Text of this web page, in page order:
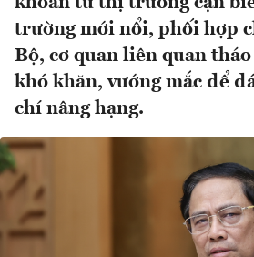
trường mới nổi, phối hợp
Bộ, cơ quan liên quan
khó khăn, vướng mắc để
chí nâng hạng.